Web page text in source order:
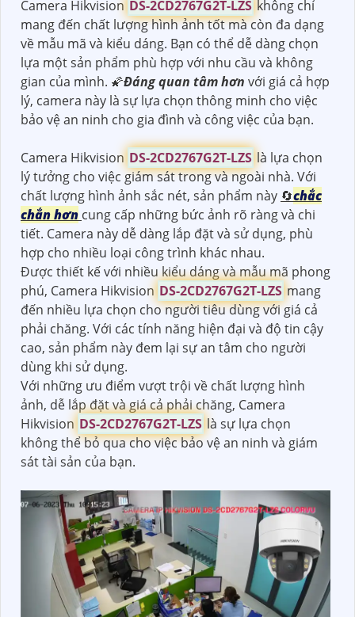
Camera Hikvision DS-2CD2767G2T-LZS không chỉ
mang đến chất lượng hình ảnh tốt mà còn đa dạng
về mẫu mã và kiểu dáng. Bạn có thể dễ dàng chọn
lựa một sản phẩm phù hợp với nhu cầu và không
gian của mình. 🌠Đáng quan tâm hơn với giá cả hợp
lý, camera này là sự lựa chọn thông minh cho việc
bảo vệ an ninh cho gia đình và công việc của bạn.
Camera Hikvision DS-2CD2767G2T-LZS là lựa chọn
lý tưởng cho việc giám sát trong và ngoài nhà. Với
chất lượng hình ảnh sắc nét, sản phẩm này 🔄chắc
chắn hơn cung cấp những bức ảnh rõ ràng và chi
tiết. Camera này dễ dàng lắp đặt và sử dụng, phù
hợp cho nhiều loại công trình khác nhau.
Được thiết kế với nhiều kiểu dáng và mẫu mã phong
phú, Camera Hikvision DS-2CD2767G2T-LZS mang
đến nhiều lựa chọn cho người tiêu dùng với giá cả
phải chăng. Với các tính năng hiện đại và độ tin cậy
cao, sản phẩm này đem lại sự an tâm cho người
dùng khi sử dụng.
Với những ưu điểm vượt trội về chất lượng hình
ảnh, dễ lắp đặt và giá cả phải chăng, Camera
Hikvision DS-2CD2767G2T-LZS là sự lựa chọn
không thể bỏ qua cho việc bảo vệ an ninh và giám
sát tài sản của bạn.